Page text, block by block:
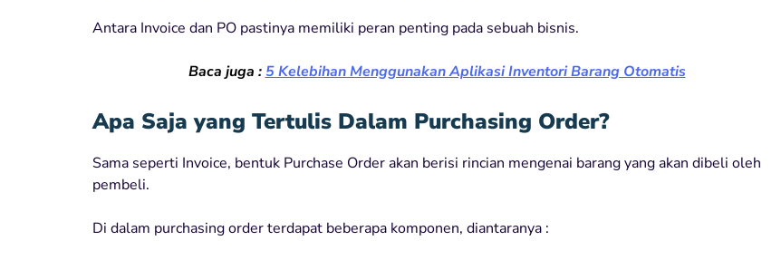
Antara Invoice dan PO pastinya memiliki peran penting pada sebuah bisnis.
Baca juga : 5 Kelebihan Menggunakan Aplikasi Inventori Barang Otomatis
Apa Saja yang Tertulis Dalam Purchasing Order?
Sama seperti Invoice, bentuk Purchase Order akan berisi rincian mengenai barang yang akan dibeli oleh
pembeli.
Di dalam purchasing order terdapat beberapa komponen, diantaranya :